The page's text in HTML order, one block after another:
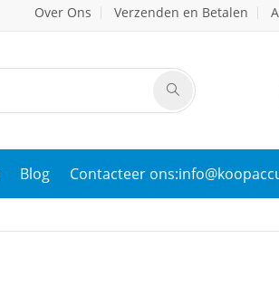
Over Ons Verzenden en Betalen
Blog Contacteer